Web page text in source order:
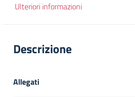
Ulteriori informazioni
Descrizione
Allegati